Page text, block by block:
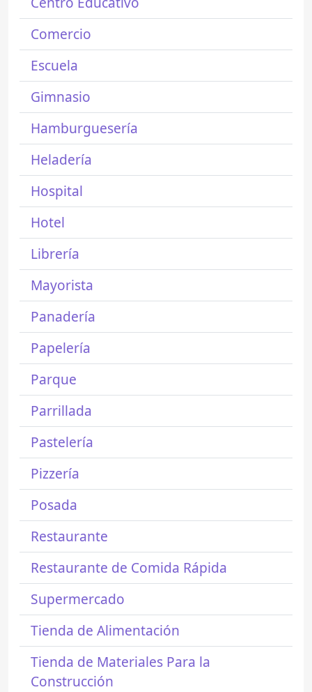
Comercio
Escuela
Gimnasio
Hamburguesería
Heladería
Hospital
Hotel
Librería
Mayorista
Panadería
Papelería
Parque
Parrillada
Pastelería
Pizzería
Posada
Restaurante
Restaurante de Comida Rápida
Supermercado
Tienda de Alimentación
Tienda de Materiales Para la
Construcción